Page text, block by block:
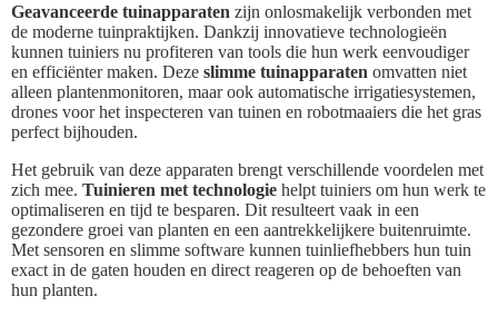
Geavanceerde tuinapparaten zijn onlosmakelijk verbonden met
de moderne tuinpraktijken. Dankzij innovatieve technologieën
kunnen tuiniers nu profiteren van tools die hun werk eenvoudiger
en efficiënter maken. Deze slimme tuinapparaten omvatten niet
alleen plantenmonitoren, maar ook automatische irrigatiesystemen,
drones voor het inspecteren van tuinen en robotmaaiers die het gras
perfect bijhouden.
Het gebruik van deze apparaten brengt verschillende voordelen met
zich mee. Tuinieren met technologie helpt tuiniers om hun werk te
optimaliseren en tijd te besparen. Dit resulteert vaak in een
gezondere groei van planten en een aantrekkelijkere buitenruimte.
Met sensoren en slimme software kunnen tuinliefhebbers hun tuin
exact in de gaten houden en direct reageren op de behoeften van
hun planten.